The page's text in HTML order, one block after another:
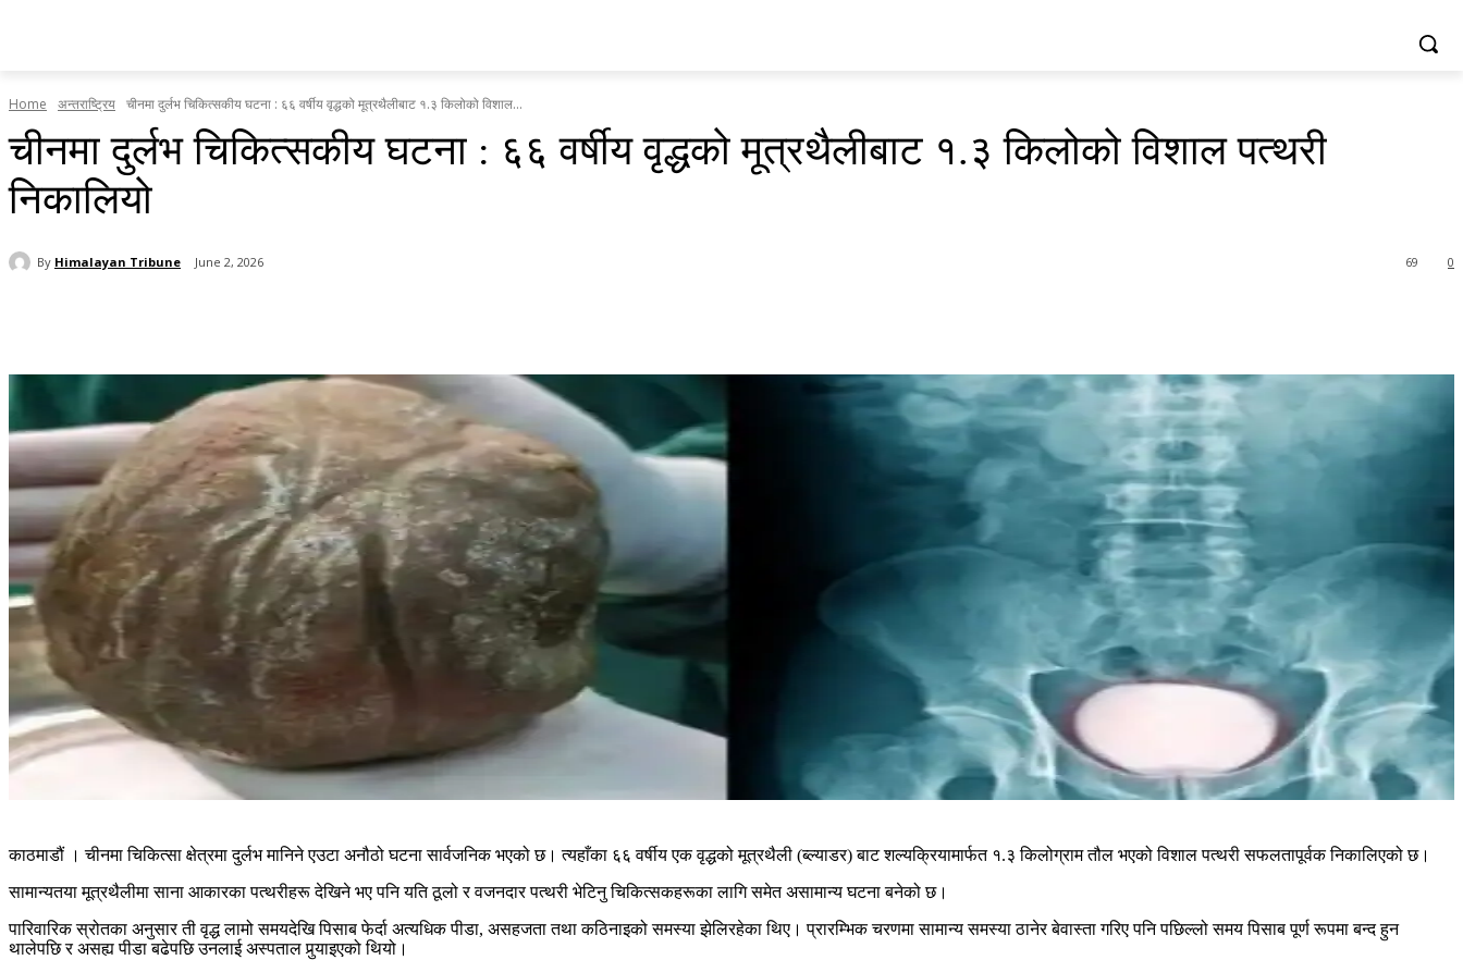
Home अन्तराष्ट्रिय चीनमा दुर्लभ चिकित्सकीय घटना : ६६ वर्षीय वृद्धको मूत्रथैलीबाट १.३ किलोको विशाल...
चीनमा दुर्लभ चिकित्सकीय घटना : ६६ वर्षीय वृद्धको मूत्रथैलीबाट १.३ किलोको विशाल पत्थरी
निकालियो
By Himalayan Tribune June 2, 2026 0
69
काठमाडौं । चीनमा चिकित्सा क्षेत्रमा दुर्लभ मानिने एउटा अनौठो घटना सार्वजनिक भएको छ। त्यहाँका ६६ वर्षीय एक वृद्धको मूत्रथैली (ब्ल्याडर) बाट शल्यक्रियामार्फत १.३ किलोग्राम तौल भएको विशाल पत्थरी सफलतापूर्वक निकालिएको छ।
सामान्यतया मूत्रथैलीमा साना आकारका पत्थरीहरू देखिने भए पनि यति ठूलो र वजनदार पत्थरी भेटिनु चिकित्सकहरूका लागि समेत असामान्य घटना बनेको छ।
पारिवारिक स्रोतका अनुसार ती वृद्ध लामो समयदेखि पिसाब फेर्दा अत्यधिक पीडा, असहजता तथा कठिनाइको समस्या झेलिरहेका थिए। प्रारम्भिक चरणमा सामान्य समस्या ठानेर बेवास्ता गरिए पनि पछिल्लो समय पिसाब पूर्ण रूपमा बन्द हुन
थालेपछि र असह्य पीडा बढेपछि उनलाई अस्पताल पुर्‍याइएको थियो।